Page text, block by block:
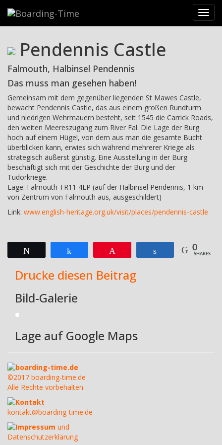
Cornwall &
Bodmin Moor>Pendennis Castle
Pendennis Castle
Falmouth, Halbinsel Pendennis
Das muss man gesehen haben!
Gemeinsam mit dem gegenüber liegenden St Mawes Castle,
bewacht Pendennis Castle, das aus einem großen Rundturm
und niedrigen Wehrmauern besteht, seit 1545 die Carrick Roads,
den weiten Meereszugang zum River Fal. Die Lage der Burg
hoch auf einem Hügel, von dem aus man die gesamte Bucht
überblicken kann, erwies sich während mehrerer Kriege als
strategisch äußerst günstig. Eine Ausstellung in der Burg
beschäftigt sich mit der Geschichte der Burg und der
Tudorkriege.
Lage: Falmouth TR11 4LP (auf der Halbinsel Pendennis, 1 km
von Zentrum von Falmouth aus, ausgeschildert)
Link: www.english-heritage.org.uk/visit/places/pendennis-castle
Teilen 0
SHARES
Drucke diesen Beitrag
Bild-Galerie
Lage auf Google Maps
boarding-time.de
©2017 boarding-time.de
Alle Rechte vorbehalten.
Kontakt
kontakt@boarding-time.de
Impressum und
Datenschutzerklärung